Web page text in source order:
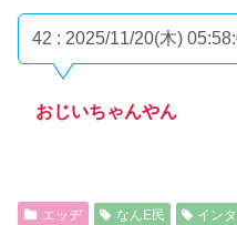
42 : 2025/11/20(木)
おじいちゃんやん
エッヂ なんE民 イン